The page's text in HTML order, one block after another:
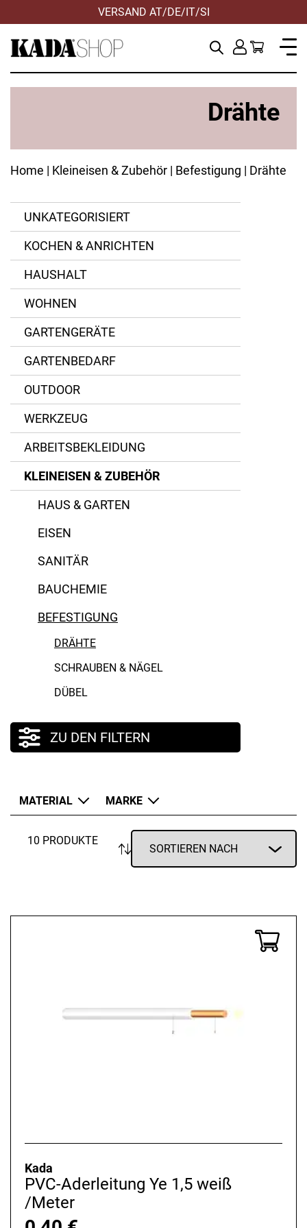
VERSAND AT/DE/IT/SI
Drähte
Home | Kleineisen & Zubehör | Befestigung | Drähte
UNKATEGORISIERT
KOCHEN & ANRICHTEN
HAUSHALT
WOHNEN
GARTENGERÄTE
GARTENBEDARF
OUTDOOR
WERKZEUG
ARBEITSBEKLEIDUNG
KLEINEISEN & ZUBEHÖR
HAUS & GARTEN
EISEN
SANITÄR
BAUCHEMIE
BEFESTIGUNG
DRÄHTE
SCHRAUBEN & NÄGEL
DÜBEL
ZU DEN FILTERN
MATERIAL
Aluminium
Draht
PVC
MARKE
Kada
Odörfer
Schweißkraft
10 PRODUKTE
Kada
PVC-Aderleitung Ye 1,5 weiß
/Meter